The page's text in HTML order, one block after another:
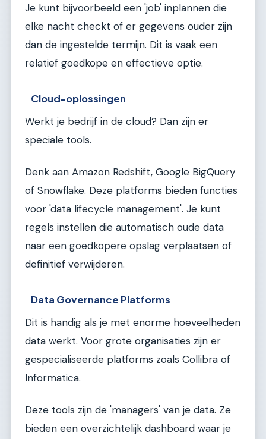
Je kunt bijvoorbeeld een 'job' inplannen die
elke nacht checkt of er gegevens ouder zijn
dan de ingestelde termijn. Dit is vaak een
relatief goedkope en effectieve optie.
Cloud-oplossingen
Werkt je bedrijf in de cloud? Dan zijn er
speciale tools.
Denk aan Amazon Redshift, Google BigQuery
of Snowflake. Deze platforms bieden functies
voor 'data lifecycle management'. Je kunt
regels instellen die automatisch oude data
naar een goedkopere opslag verplaatsen of
definitief verwijderen.
Data Governance Platforms
Dit is handig als je met enorme hoeveelheden
data werkt. Voor grote organisaties zijn er
gespecialiseerde platforms zoals Collibra of
Informatica.
Deze tools zijn de 'managers' van je data. Ze
bieden een overzichtelijk dashboard waar je